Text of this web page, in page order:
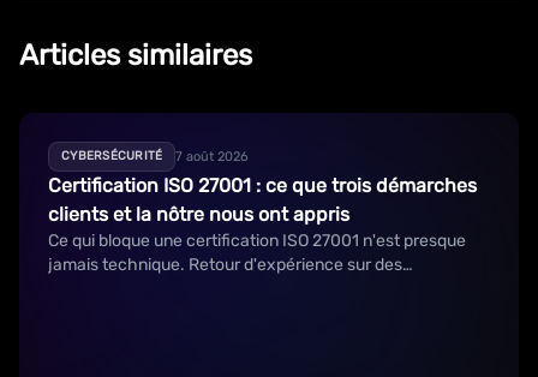
Articles similaires
CYBERSÉCURITÉ 7 août 2026
Certification ISO 27001 : ce que trois démarches
clients et la nôtre nous ont appris
Ce qui bloque une certification ISO 27001 n'est presque
jamais technique. Retour d'expérience sur des